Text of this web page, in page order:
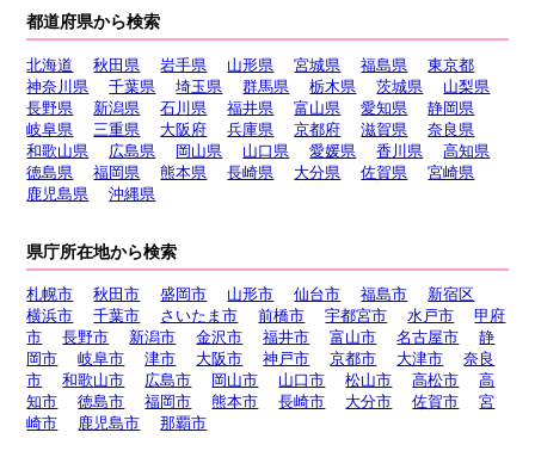
都道府県から検索
北海道 秋田県 岩手県 山形県 宮城県 福島県
東京都
神奈川県
千葉県 埼玉県 群馬県 栃木県 茨城県
山梨県
長野県
新潟県 石川県 福井県 富山県 愛知県
静岡県
岐阜県
三重県 大阪府 兵庫県 京都府 滋賀県
奈良県
和歌山県
広島県 岡山県 山口県 愛媛県 香川県
高知県
徳島県
福岡県 熊本県 長崎県 大分県 佐賀県
宮崎県
鹿児島県
沖縄県
県庁所在地から検索
札幌市 秋田市 盛岡市 山形市 仙台市 福島市
新宿区
横浜市
千葉市 さいたま市 前橋市 宇都宮市 水戸市
甲府
市
長野市 新潟市 金沢市 福井市 富山市 名古屋市
静
岡市
岐阜市 津市 大阪市 神戸市 京都市 大津市
奈良
市
和歌山市 広島市 岡山市 山口市 松山市 高松市
高
知市
徳島市 福岡市 熊本市 長崎市 大分市 佐賀市
宮
崎市
鹿児島市 那覇市